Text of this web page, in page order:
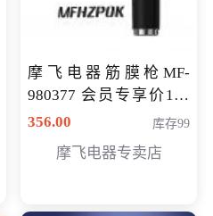
摩飞电器筋膜枪MF-
980377 会员专享价199
元
356.00 库存99
摩飞电器专卖店